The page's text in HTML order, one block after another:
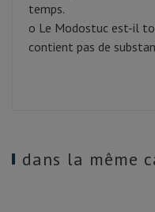
temps.
o Le Modostuc est-il
contient pas de
dans la même